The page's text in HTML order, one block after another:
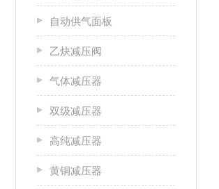
自动供气面板
乙炔减压阀
气体减压器
双级减压器
高纯减压器
黄铜减压器